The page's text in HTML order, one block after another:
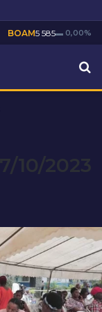
5 585▬ 0,00%